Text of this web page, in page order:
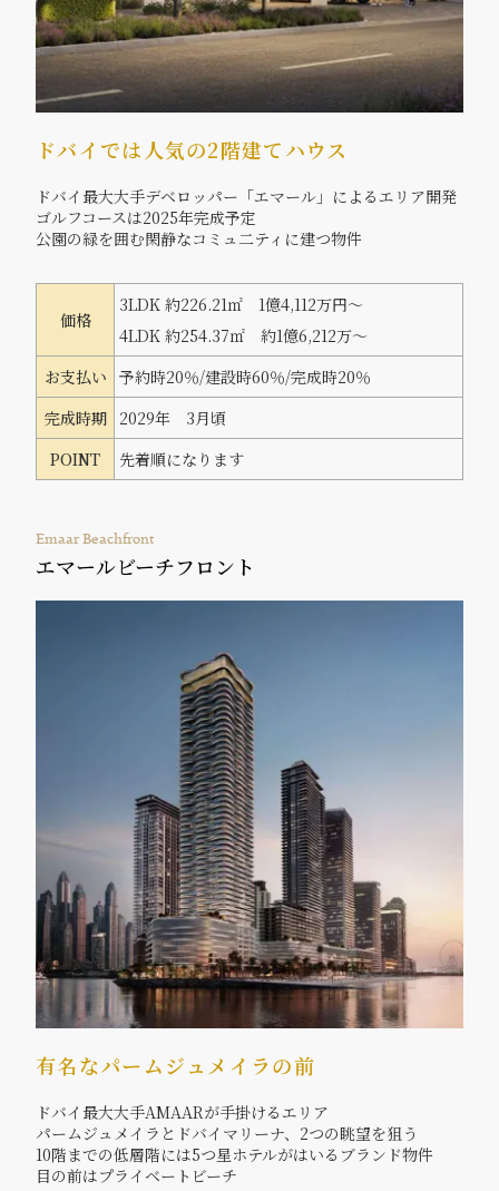
ドバイでは人気の2階建てハウス
ドバイ最大大手デベロッパー「エマール」によるエリア開発
ゴルフコースは2025年完成予定
公園の緑を囲む閑静なコミュ二ティに建つ物件
価格
3LDK 約226.21㎡ 1億4,112万円～
4LDK 約254.37㎡ 約1億6,212万～
お支払い 予約時20％/建設時60％/完成時20％
完成時期
2029年 3月頃
POINT
先着順になります
Emaar Beachfront
エマールビーチフロント
有名なパームジュメイラの前
ドバイ最大大手AMAARが手掛けるエリア
パームジュメイラとドバイマリーナ、2つの眺望を狙う
10階までの低層階には5つ星ホテルがはいるブランド物件
目の前はプライベートビーチ